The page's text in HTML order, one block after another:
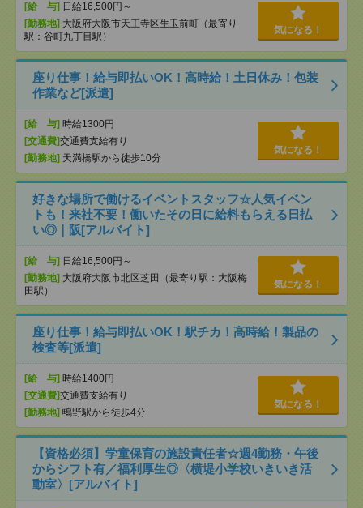
[給 与] 日給16,500円～
[勤務地] 大阪府大阪市天王寺区生玉前町（最寄り
駅：谷町九丁目駅）
気になる！
座り仕事！給与即払いOK！高時給！土日休み！包装
作業など[派遣]
[給 与] 時給1300円
[交通費]交通費支給有り
[勤務地] 天満橋駅から徒歩10分
気になる！
好きな場所で働けるイベントスタッフ☆人気イベン
トも！来社不要！働いたその日に給料もらえる日払
い◎｜阪[アルバイト]
[給 与] 日給16,500円～
[勤務地] 大阪府大阪市北区芝田（最寄り駅：大阪梅
田駅）
気になる！
座り仕事！給与即払いOK！駅チカ！高時給！製品の
検査等[派遣]
[給 与] 時給1400円
[交通費]交通費支給有り
[勤務地] 鴫野駅から徒歩4分
気になる！
【資格必須】学童保育の施設責任者☆週4勤務・午後
からシフト有／福利厚生◎〈横堤小学校いきいき活
動室〉[アルバイト]